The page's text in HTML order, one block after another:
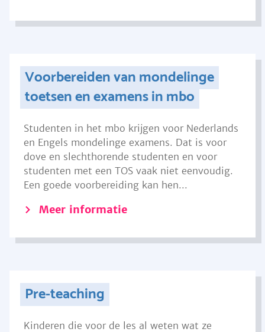
Voorbereiden van mondelinge
toetsen en examens in mbo
Studenten in het mbo krijgen voor Nederlands
en Engels mondelinge examens. Dat is voor
dove en slechthorende studenten en voor
studenten met een TOS vaak niet eenvoudig.
Een goede voorbereiding kan hen...
Meer informatie
Pre-teaching
Kinderen die voor de les al weten wat ze